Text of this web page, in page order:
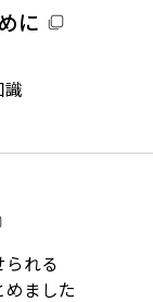
に
識
られる
めました